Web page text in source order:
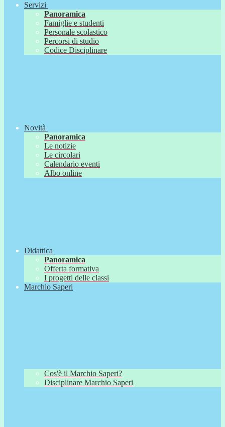
Servizi
Panoramica
Famiglie e studenti
Personale scolastico
Percorsi di studio
Codice Disciplinare
Novità
Panoramica
Le notizie
Le circolari
Calendario eventi
Albo online
Didattica
Panoramica
Offerta formativa
I progetti delle classi
Marchio Saperi
Cos'è il Marchio Saperi?
Disciplinare Marchio Saperi